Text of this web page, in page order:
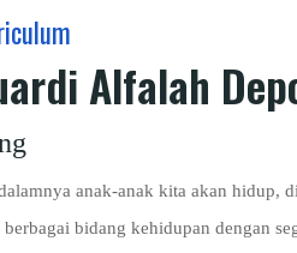
Alfalah
anak-anak kita akan hidup,
bidang kehidupan dengan